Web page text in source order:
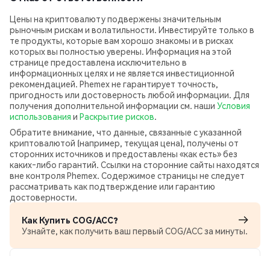
Цены на криптовалюту подвержены значительным
рыночным рискам и волатильности. Инвестируйте только в
те продукты, которые вам хорошо знакомы и в рисках
которых вы полностью уверены. Информация на этой
странице предоставлена исключительно в
информационных целях и не является инвестиционной
рекомендацией. Phemex не гарантирует точность,
пригодность или достоверность любой информации. Для
получения дополнительной информации см. наши Условия
использования и Раскрытие рисков.
Обратите внимание, что данные, связанные с указанной
криптовалютой (например, текущая цена), получены от
сторонних источников и предоставлены «как есть» без
каких‑либо гарантий. Ссылки на сторонние сайты находятся
вне контроля Phemex. Содержимое страницы не следует
рассматривать как подтверждение или гарантию
достоверности.
Как Купить COG/ACC?
Узнайте, как получить ваш первый COG/ACC за минуты.